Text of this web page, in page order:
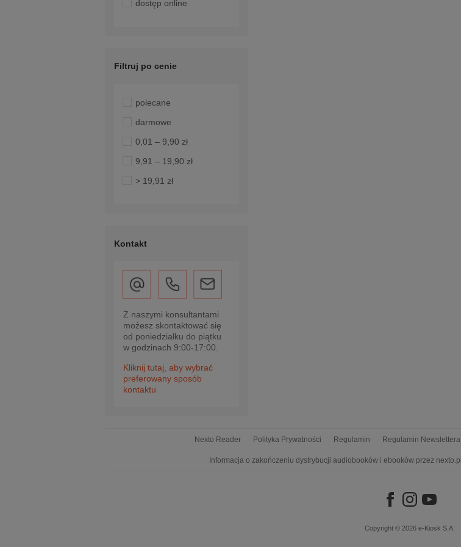
dostęp online
Filtruj po cenie
polecane
darmowe
0,01 – 9,90 zł
9,91 – 19,90 zł
> 19,91 zł
Kontakt
Z naszymi konsultantami
możesz skontaktować się
od poniedziałku do piątku
w godzinach 9:00-17:00.
Kliknij tutaj, aby wybrać
preferowany sposób
kontaktu
Nexto Reader Polityka Prywatności Regulamin Regulamin Newslettera
Informacja o zakończeniu dystrybucji audiobooków i ebooków przez nexto.pl
Copyright © 2026 e-Kiosk S.A.